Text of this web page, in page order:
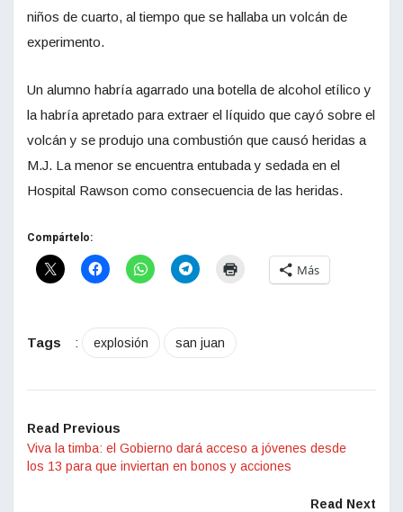
niños de cuarto, al tiempo que se hallaba un volcán de
experimento.
Un alumno habría agarrado una botella de alcohol etílico y
la habría apretado para extraer el líquido que cayó sobre el
volcán y se produjo una combustión que causó heridas a
M.J. La menor se encuentra entubada y sedada en el
Hospital Rawson como consecuencia de las heridas.
Compártelo:
Más
Tags : explosión san juan
Read Previous
Viva la timba: el Gobierno dará acceso a jóvenes desde
los 13 para que inviertan en bonos y acciones
Read Next